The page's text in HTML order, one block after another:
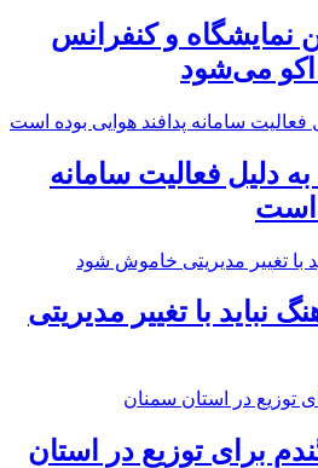
نمایشگاه و کنفرانس
اکو می‌شود
دلیل فعالیت سامانه
است
نباید با تغییر مدیریتی
بذر گندم برای توزیع در استان